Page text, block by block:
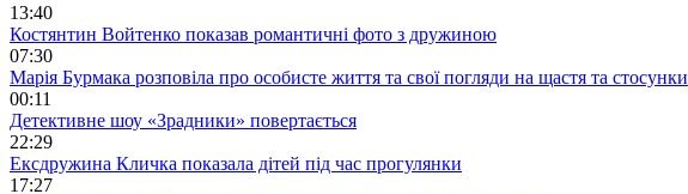
13:40
Костянтин Войтенко показав романтичні фото з дружиною
07:30
Марія Бурмака розповіла про особисте життя та свої погляди на щастя та стосунки
00:11
Детективне шоу «Зрадники» повертається
22:29
Ексдружина Кличка показала дітей під час прогулянки
17:27